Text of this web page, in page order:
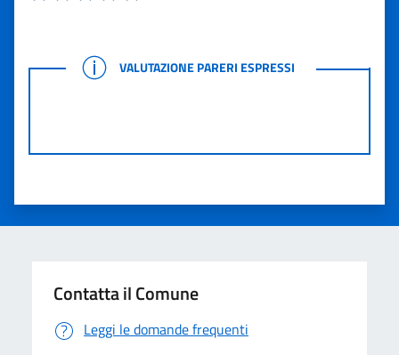
VALUTAZIONE PARERI ESPRESSI
VALUTAZIONE PARERI ESPRESSI
Contatta il Comune
Leggi le domande frequenti